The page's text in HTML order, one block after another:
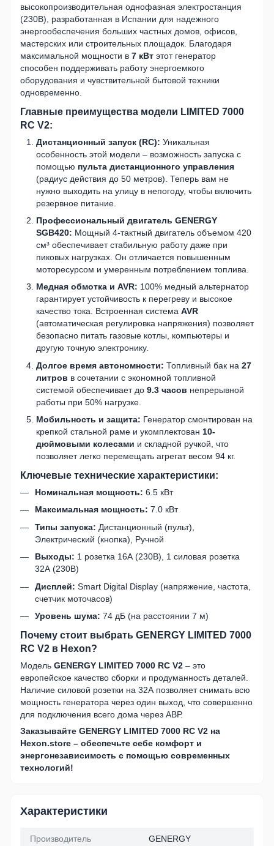
высокопроизводительная однофазная электростанция
(230В), разработанная в Испании для надежного
энергообеспечения больших частных домов, офисов,
мастерских или строительных площадок. Благодаря
максимальной мощности в 7 кВт этот генератор
способен поддерживать работу энергоемкого
оборудования и чувствительной бытовой техники
одновременно.
Главные преимущества модели LIMITED 7000
RC V2:
Дистанционный запуск (RC): Уникальная
особенность этой модели – возможность запуска с
помощью пульта дистанционного управления
(радиус действия до 50 метров). Теперь вам не
нужно выходить на улицу в непогоду, чтобы включить
резервное питание.
Профессиональный двигатель GENERGY
SGB420: Мощный 4-тактный двигатель объемом 420
см³ обеспечивает стабильную работу даже при
пиковых нагрузках. Он отличается повышенным
моторесурсом и умеренным потреблением топлива.
Медная обмотка и AVR: 100% медный альтернатор
гарантирует устойчивость к перегреву и высокое
качество тока. Встроенная система AVR
(автоматическая регулировка напряжения) позволяет
безопасно питать газовые котлы, компьютеры и
другую точную электронику.
Долгое время автономности: Топливный бак на 27
литров в сочетании с экономной топливной
системой обеспечивает до 9.3 часов непрерывной
работы при 50% нагрузке.
Мобильность и защита: Генератор смонтирован на
крепкой стальной раме и укомплектован 10-
дюймовыми колесами и складной ручкой, что
позволяет легко перемещать агрегат весом 94 кг.
Ключевые технические характеристики:
Номинальная мощность: 6.5 кВт
Максимальная мощность: 7.0 кВт
Типы запуска: Дистанционный (пульт),
Электрический (кнопка), Ручной
Выходы: 1 розетка 16А (230В), 1 силовая розетка
32А (230В)
Дисплей: Smart Digital Display (напряжение, частота,
счетчик моточасов)
Уровень шума: 74 дБ (на расстоянии 7 м)
Почему стоит выбрать GENERGY LIMITED 7000
RC V2 в Hexon?
Модель GENERGY LIMITED 7000 RC V2 – это
европейское качество сборки и продуманность деталей.
Наличие силовой розетки на 32А позволяет снимать всю
мощность генератора через один выход, что совершенно
для подключения всего дома через АВР.
Заказывайте GENERGY LIMITED 7000 RC V2 на
Hexon.store – обеспечьте себе комфорт и
энергонезависимость с помощью современных
технологий!
Характеристики
Производитель GENERGY